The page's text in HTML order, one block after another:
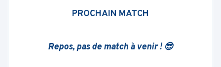
PROCHAIN MATCH
Repos, pas de match à venir ! 😎